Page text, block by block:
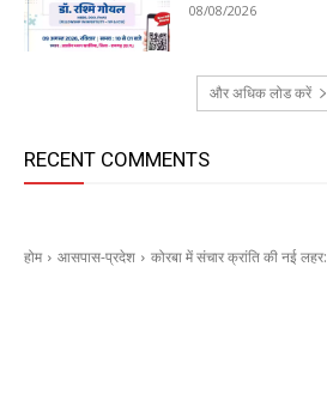
08/08/2026
और अधिक लोड करें
RECENT COMMENTS